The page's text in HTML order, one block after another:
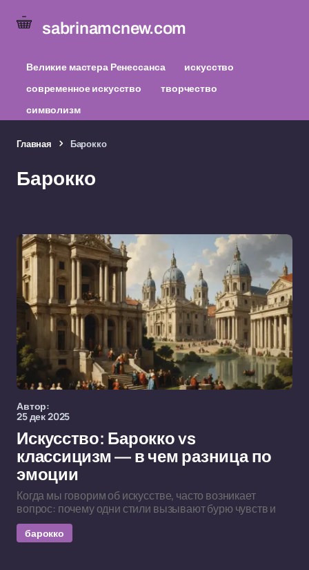
sabrinamcnew.com
Великие мастера Ренессанса
искусство
современное искусство
творчество
символизм
Главная Барокко
Барокко
Автор:
25 дек 2025
Искусство: Барокко vs
классицизм — в чем разница по
эмоции
Когда мы говорим об искусстве, часто возникает
вопрос: почему одни стили вызывают бурю чувств и
барокко